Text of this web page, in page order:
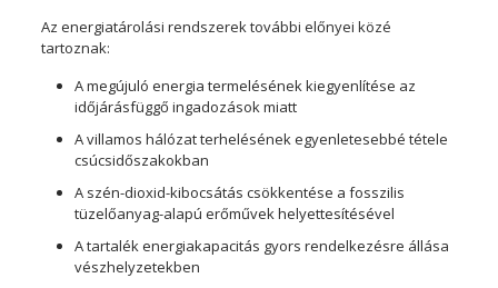
Az energiatárolási rendszerek további előnyei közé
tartoznak:
A megújuló energia termelésének kiegyenlítése az
időjárásfüggő ingadozások miatt
A villamos hálózat terhelésének egyenletesebbé tétele
csúcsidőszakokban
A szén-dioxid-kibocsátás csökkentése a fosszilis
tüzelőanyag-alapú erőművek helyettesítésével
A tartalék energiakapacitás gyors rendelkezésre állása
vészhelyzetekben